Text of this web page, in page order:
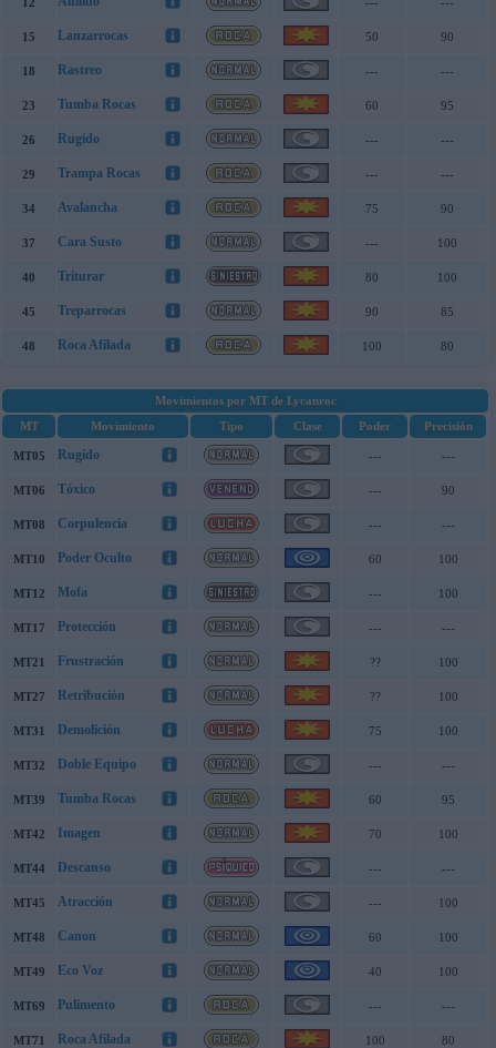
15 Lanzarrocas 50 90
18 Rastreo --- ---
23 Tumba Rocas 60 95
26 Rugido --- ---
29 Trampa Rocas --- ---
34 Avalancha 75 90
37 Cara Susto --- 100
40 Triturar 80 100
45 Treparrocas 90 85
48 Roca Afilada 100 80
Movimientos por MT de Lycanroc
MT
Movimiento Tipo Clase Poder Precisión
MT05 Rugido --- ---
MT06 Tóxico --- 90
MT08 Corpulencia --- ---
MT10 Poder Oculto 60 100
MT12 Mofa --- 100
MT17 Protección --- ---
MT21 Frustración ?? 100
MT27 Retribución ?? 100
MT31 Demolición 75 100
MT32 Doble Equipo --- ---
MT39 Tumba Rocas 60 95
MT42 Imagen 70 100
MT44 Descanso --- ---
MT45 Atracción --- 100
MT48 Canon 60 100
MT49 Eco Voz 40 100
MT69 Pulimento --- ---
MT71 Roca Afilada 100 80